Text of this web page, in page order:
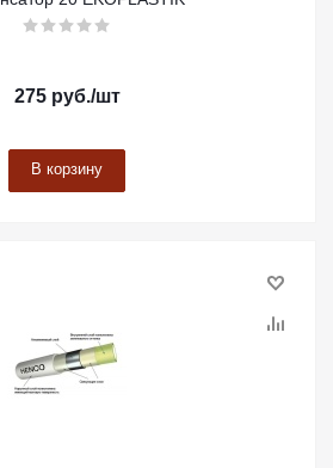
275руб./шт
В корзину